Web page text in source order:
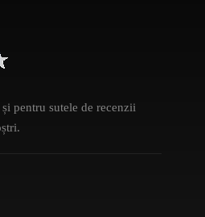
pentru sutele de recenzii